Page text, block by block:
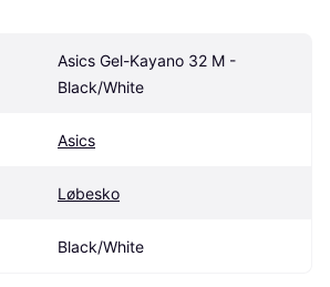
Asics Gel-Kayano 32 M -
Black/White
Asics
Løbesko
Black/White